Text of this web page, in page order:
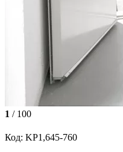
1 / 100
Код: KP1,645-760